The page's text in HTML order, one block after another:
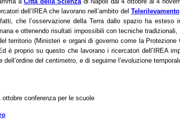
dell’IREA che lavorano nell’ambito del Telerilevamento
che l’osservazione della Terra dallo spazio ha esteso
e ottenendo risultati impossibili con tecniche
territorio (Ministeri e organi di governo come la
è proprio su questo che lavorano i ricercatori dell’IREA
del centimetro, e di seguirne l’evoluzione
ottobre conferenza per le scuole